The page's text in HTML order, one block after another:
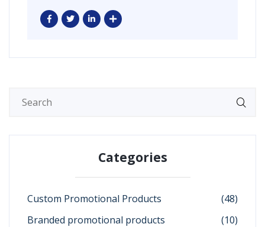
Categories
Custom Promotional Products
(48)
Branded promotional products
(10)